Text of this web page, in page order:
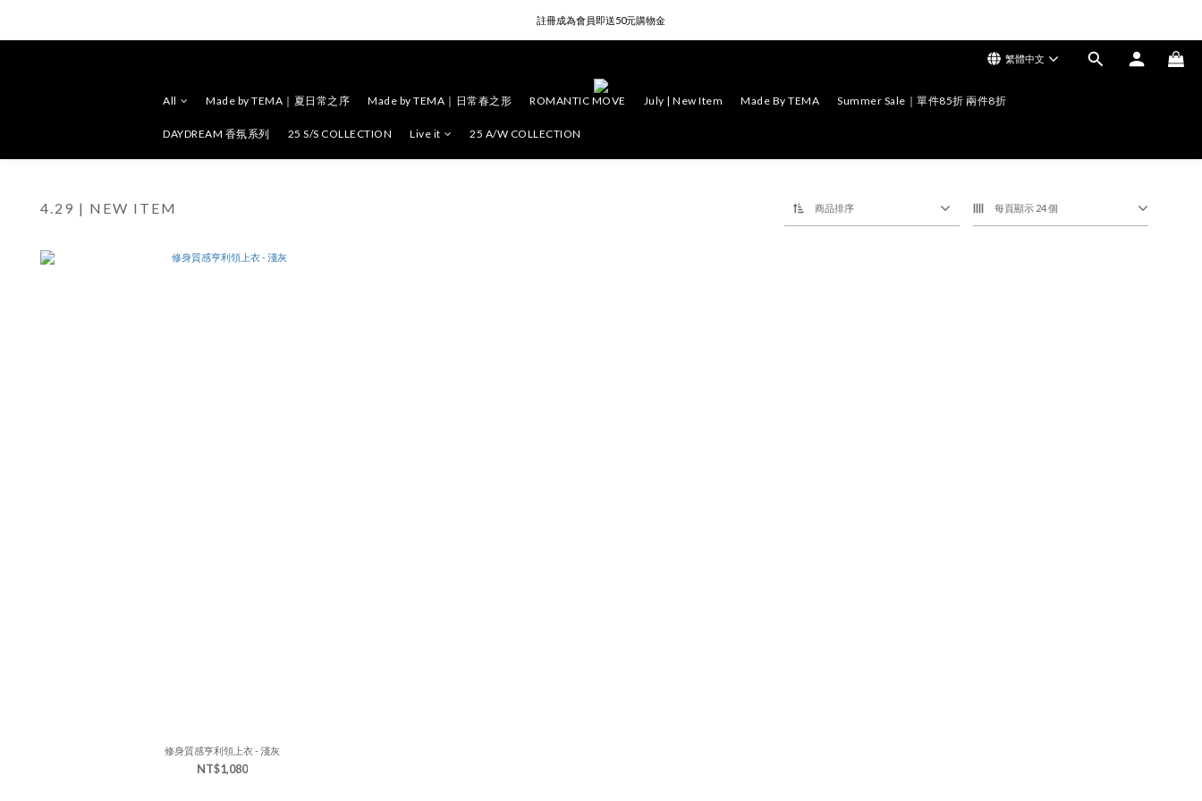
註冊成為會員即送50元購物金
註冊成為會員即送50元購物金
註冊成為會員即送50元購物金
繁體中文
All Made by TEMA｜夏日常之序 Made by TEMA｜日常春之形 ROMANTIC MOVE July | New Item Made By TEMA Summer Sale｜單件85折 兩件8折
DAYDREAM 香氛系列 25 S/S COLLECTION Live it 25 A/W COLLECTION
4.29 | NEW ITEM 商品排序 每頁顯示 24 個
修身質感亨利領上衣 - 淺灰
NT$1,080